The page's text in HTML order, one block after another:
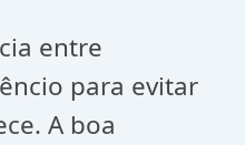
entre
para evitar
A boa